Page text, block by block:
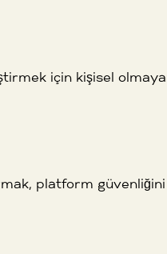
için kişisel
platform